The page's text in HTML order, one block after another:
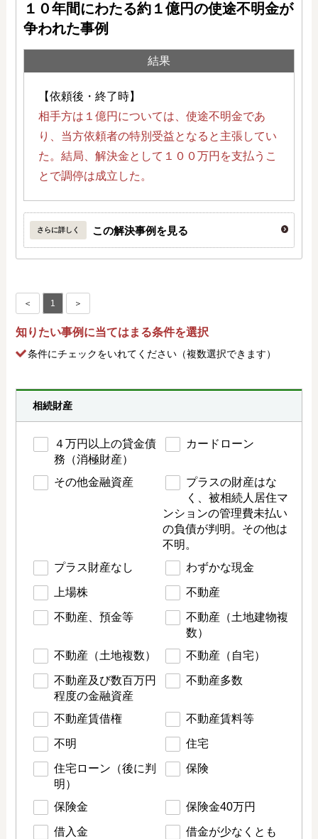
１０年間にわたる約１億円の使途不明金が
争われた事例
結果
【依頼後・終了時】
相手方は１億円については、使途不明金であ
り、当方依頼者の特別受益となると主張してい
た。結局、解決金として１００万円を支払うこ
とで調停は成立した。
さらに詳しく この解決事例を見る
＜ 1 ＞
知りたい事例に当てはまる条件を選択
条件にチェックをいれてください（複数選択できます）
相続財産
４万円以上の貸金債
務（消極財産）
カードローン
その他金融資産
プラスの財産はな
く、被相続人居住マ
ンションの管理費未払い
の負債が判明。その他は
不明。
プラス財産なし
わずかな現金
上場株 不動産
不動産、預金等
不動産（土地建物複
数）
不動産（土地複数）
不動産（自宅）
不動産及び数百万円
程度の金融資産
不動産多数
不動産賃借権 不動産賃料等
不明 住宅
住宅ローン（後に判
明）
保険
保険金 保険金40万円
借入金
借金が少なくとも